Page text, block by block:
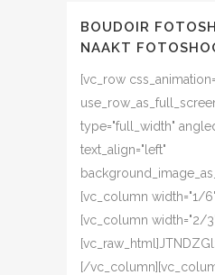
BOUDOIR
NAAKT
[vc_row
type="full_width"
text_align="left"
[vc_column width="1/
[vc_column width="2/
[/